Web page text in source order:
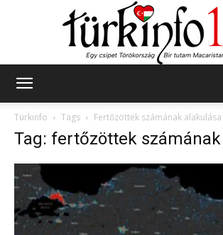
Türkinfo
Tags Fertőzöttek számának alakulása
Tag: fertőzöttek